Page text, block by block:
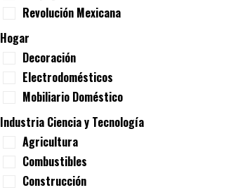
Revolución Mexicana
Hogar
Decoración
Electrodomésticos
Mobiliario Doméstico
Industria Ciencia y Tecnología
Agricultura
Combustibles
Construcción